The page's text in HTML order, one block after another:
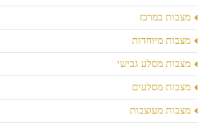
מצבות במרכז
מצבות מיוחדות
מצבות מסלע גבישי
מצבות מסלעים
מצבות מעוצבות